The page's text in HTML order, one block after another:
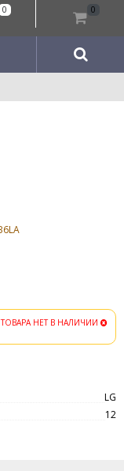
ТОВАРА НЕТ В НАЛИЧИИ
LG
12
0 0